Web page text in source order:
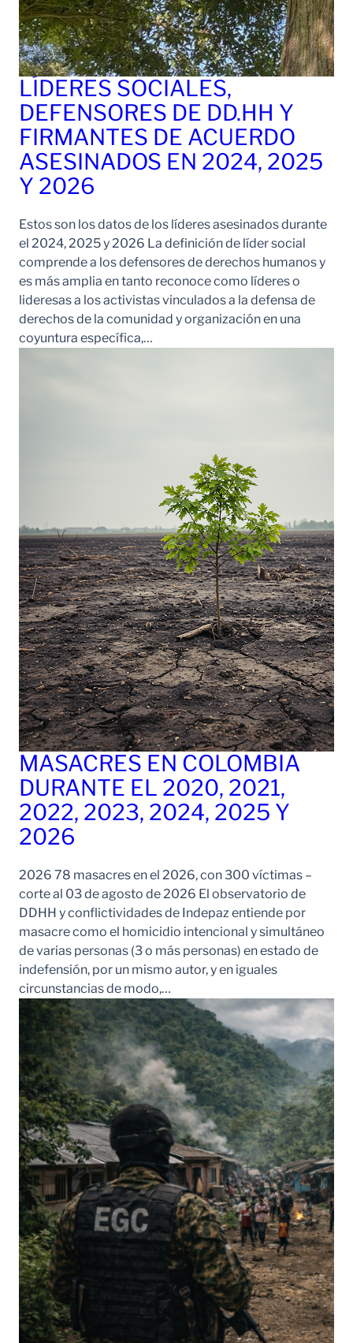
LÍDERES SOCIALES,
DEFENSORES DE DD.HH Y
FIRMANTES DE ACUERDO
ASESINADOS EN 2024, 2025
Y 2026
Estos son los datos de los líderes asesinados durante
el 2024, 2025 y 2026 La definición de líder social
comprende a los defensores de derechos humanos y
es más amplia en tanto reconoce como líderes o
lideresas a los activistas vinculados a la defensa de
derechos de la comunidad y organización en una
coyuntura específica,…
MASACRES EN COLOMBIA
DURANTE EL 2020, 2021,
2022, 2023, 2024, 2025 Y
2026
2026 78 masacres en el 2026, con 300 víctimas –
corte al 03 de agosto de 2026 El observatorio de
DDHH y conflictividades de Indepaz entiende por
masacre como el homicidio intencional y simultáneo
de varias personas (3 o más personas) en estado de
indefensión, por un mismo autor, y en iguales
circunstancias de modo,…